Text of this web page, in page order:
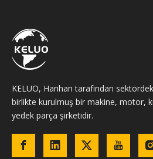
KELUO, Hanhan tarafından
birlikte kurulmuş bir makine, motor,
yedek parça şirketidir.